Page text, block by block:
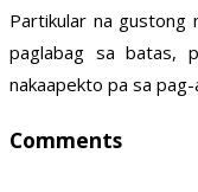
Partikular na gustong
paglabag sa batas,
nakaapekto pa sa
Comments